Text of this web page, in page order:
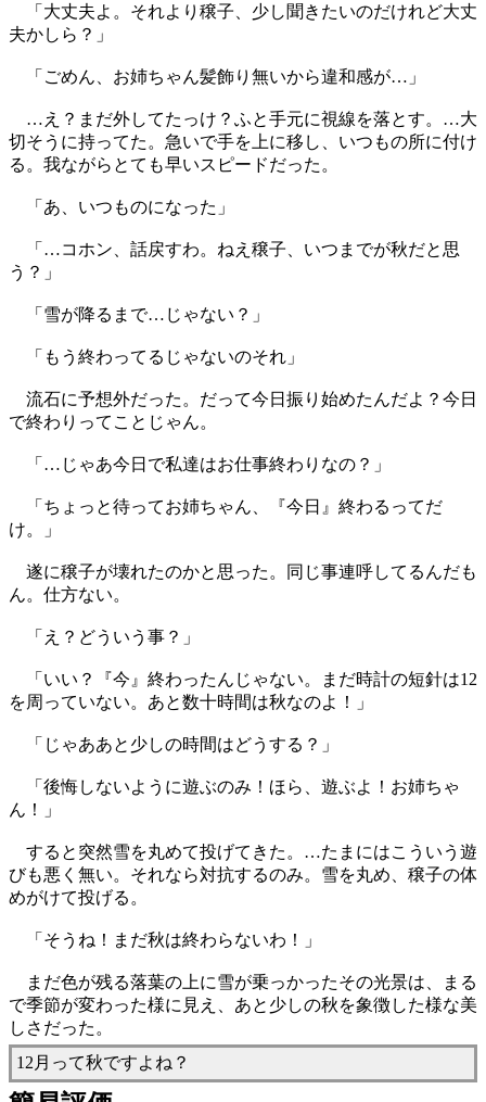
「大丈夫よ。それより穣子、少し聞きたいのだけれど大丈
夫かしら？」
「ごめん、お姉ちゃん髪飾り無いから違和感が…」
…え？まだ外してたっけ？ふと手元に視線を落とす。…大
切そうに持ってた。急いで手を上に移し、いつもの所に付け
る。我ながらとても早いスピードだった。
「あ、いつものになった」
「…コホン、話戻すわ。ねえ穣子、いつまでが秋だと思
う？」
「雪が降るまで…じゃない？」
「もう終わってるじゃないのそれ」
流石に予想外だった。だって今日振り始めたんだよ？今日
で終わりってことじゃん。
「…じゃあ今日で私達はお仕事終わりなの？」
「ちょっと待ってお姉ちゃん、『今日』終わるってだ
け。」
遂に穣子が壊れたのかと思った。同じ事連呼してるんだも
ん。仕方ない。
「え？どういう事？」
「いい？『今』終わったんじゃない。まだ時計の短針は12
を周っていない。あと数十時間は秋なのよ！」
「じゃああと少しの時間はどうする？」
「後悔しないように遊ぶのみ！ほら、遊ぶよ！お姉ちゃ
ん！」
すると突然雪を丸めて投げてきた。…たまにはこういう遊
びも悪く無い。それなら対抗するのみ。雪を丸め、穣子の体
めがけて投げる。
「そうね！まだ秋は終わらないわ！」
まだ色が残る落葉の上に雪が乗っかったその光景は、まる
で季節が変わった様に見え、あと少しの秋を象徴した様な美
しさだった。
12月って秋ですよね？